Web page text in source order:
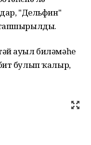
"Дельфин"
тапшырылды.
ауыл биләмәһе
булып ҡалыр,